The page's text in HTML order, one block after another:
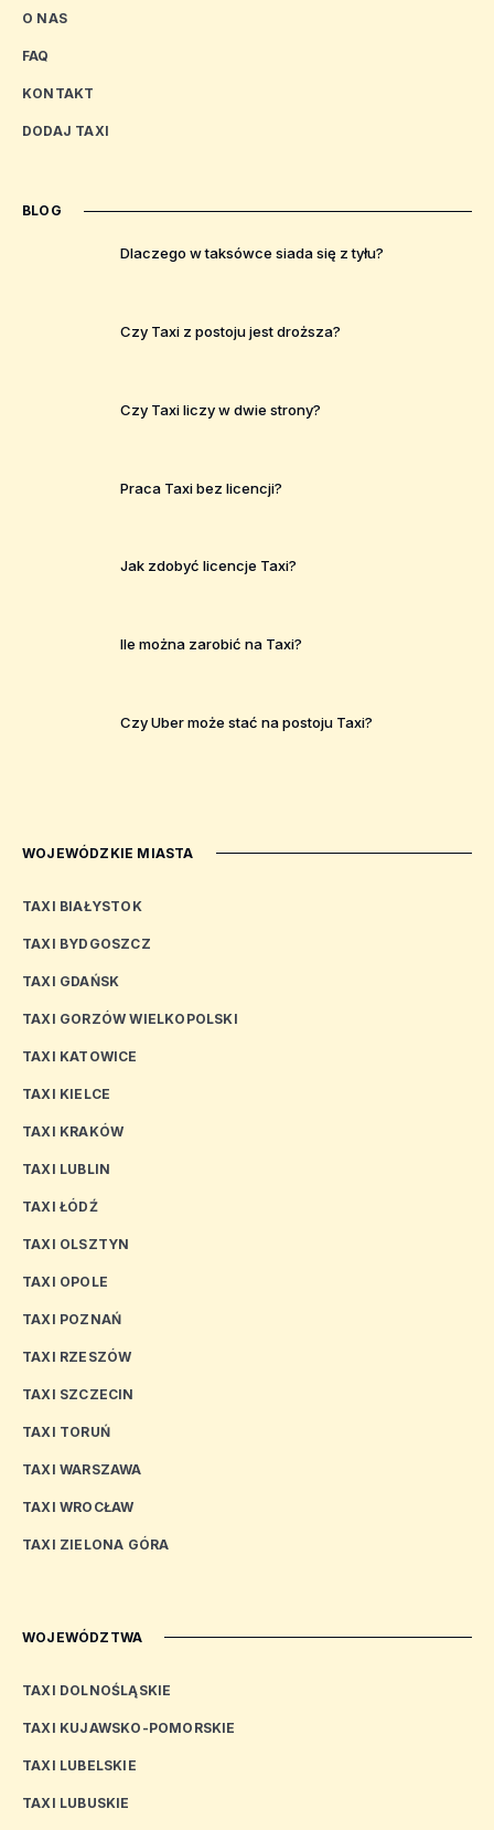
O NAS
FAQ
KONTAKT
DODAJ TAXI
BLOG
Dlaczego w taksówce siada się z tyłu?
Czy Taxi z postoju jest droższa?
Czy Taxi liczy w dwie strony?
Praca Taxi bez licencji?
Jak zdobyć licencje Taxi?
Ile można zarobić na Taxi?
Czy Uber może stać na postoju Taxi?
WOJEWÓDZKIE MIASTA
TAXI BIAŁYSTOK
TAXI BYDGOSZCZ
TAXI GDAŃSK
TAXI GORZÓW WIELKOPOLSKI
TAXI KATOWICE
TAXI KIELCE
TAXI KRAKÓW
TAXI LUBLIN
TAXI ŁÓDŹ
TAXI OLSZTYN
TAXI OPOLE
TAXI POZNAŃ
TAXI RZESZÓW
TAXI SZCZECIN
TAXI TORUŃ
TAXI WARSZAWA
TAXI WROCŁAW
TAXI ZIELONA GÓRA
WOJEWÓDZTWA
TAXI DOLNOŚLĄSKIE
TAXI KUJAWSKO-POMORSKIE
TAXI LUBELSKIE
TAXI LUBUSKIE